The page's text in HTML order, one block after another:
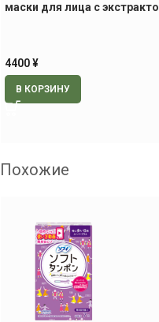
маски для лица с
4400¥
В КОРЗИНУ
Похожие